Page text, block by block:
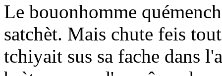
Le bouonhomme
satchèt. Mais chute feis
tchiyait sus sa fache dans